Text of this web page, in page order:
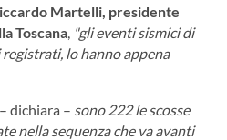
Martelli, presidente
Toscana, "gli eventi sismici di
lo hanno appena
– dichiara – sono 222 le scosse
nella sequenza che va avanti